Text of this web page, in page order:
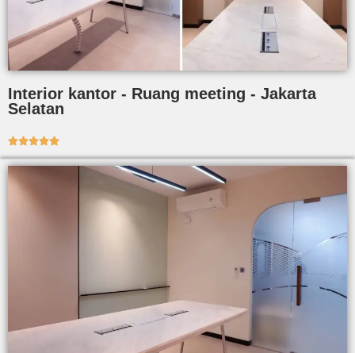
Interior kantor - Ruang meeting - Jakarta
Selatan
